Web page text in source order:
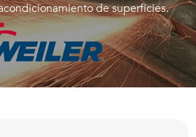
de superficies.